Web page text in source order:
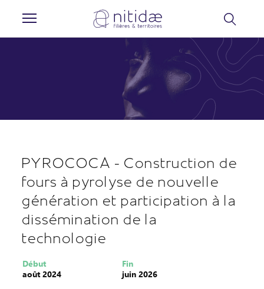
PYROCOCA - Construction de
fours à pyrolyse de nouvelle
génération et participation à la
dissémination de la
technologie
Début
août 2024
Fin
juin 2026
Panneau de gestion des cookies